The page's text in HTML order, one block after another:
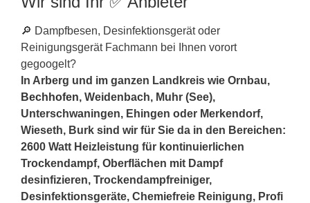
🔎 Dampfbesen, Desinfektionsgerät oder
Reinigungsgerät Fachmann bei Ihnen vorort
gegoogelt?
In Arberg und im ganzen Landkreis wie Ornbau,
Bechhofen, Weidenbach, Muhr (See),
Unterschwaningen, Ehingen oder Merkendorf,
Wieseth, Burk sind wir für Sie da in den Bereichen:
2600 Watt Heizleistung für kontinuierlichen
Trockendampf, Oberflächen mit Dampf
desinfizieren, Trockendampfreiniger,
Desinfektionsgeräte, Chemiefreie Reinigung, Profi